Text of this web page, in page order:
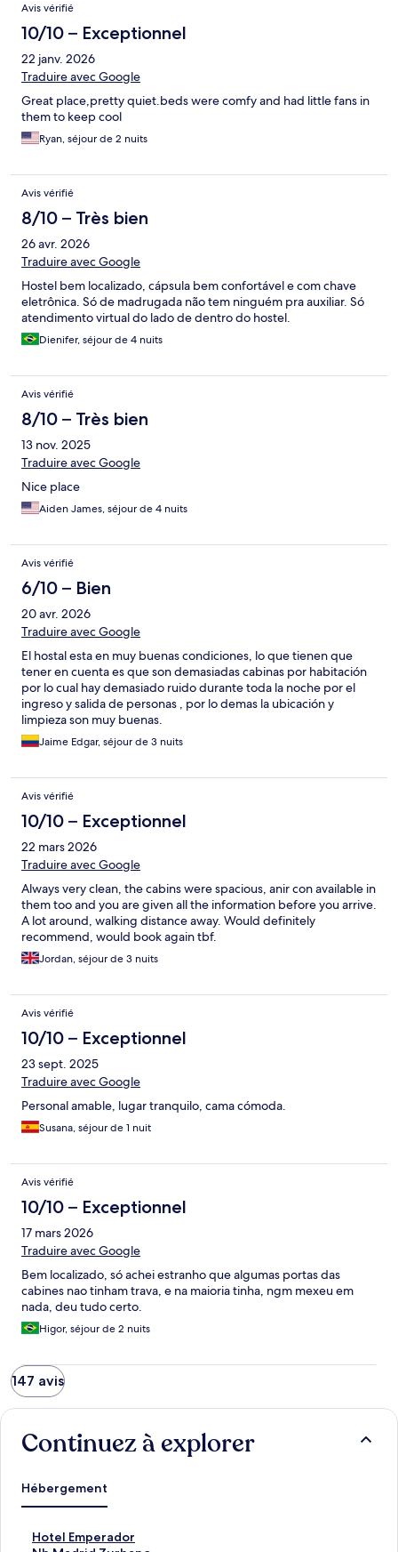
Avis vérifié
10/10 – Exceptionnel
22 janv. 2026
Traduire avec Google
Great place,pretty quiet.beds were comfy and had little fans in
them to keep cool
Ryan, séjour de 2 nuits
Avis vérifié
8/10 – Très bien
26 avr. 2026
Traduire avec Google
Hostel bem localizado, cápsula bem confortável e com chave
eletrônica. Só de madrugada não tem ninguém pra auxiliar. Só
atendimento virtual do lado de dentro do hostel.
Dienifer, séjour de 4 nuits
Avis vérifié
8/10 – Très bien
13 nov. 2025
Traduire avec Google
Nice place
Aiden James, séjour de 4 nuits
Avis vérifié
6/10 – Bien
20 avr. 2026
Traduire avec Google
El hostal esta en muy buenas condiciones, lo que tienen que
tener en cuenta es que son demasiadas cabinas por habitación
por lo cual hay demasiado ruido durante toda la noche por el
ingreso y salida de personas , por lo demas la ubicación y
limpieza son muy buenas.
Jaime Edgar, séjour de 3 nuits
Avis vérifié
10/10 – Exceptionnel
22 mars 2026
Traduire avec Google
Always very clean, the cabins were spacious, anir con available in
them too and you are given all the information before you arrive.
A lot around, walking distance away. Would definitely
recommend, would book again tbf.
Jordan, séjour de 3 nuits
Avis vérifié
10/10 – Exceptionnel
23 sept. 2025
Traduire avec Google
Personal amable, lugar tranquilo, cama cómoda.
Susana, séjour de 1 nuit
Avis vérifié
10/10 – Exceptionnel
17 mars 2026
Traduire avec Google
Bem localizado, só achei estranho que algumas portas das
cabines nao tinham trava, e na maioria tinha, ngm mexeu em
nada, deu tudo certo.
Higor, séjour de 2 nuits
147 avis
Continuez à explorer
Hébergement
Hotel Emperador
H